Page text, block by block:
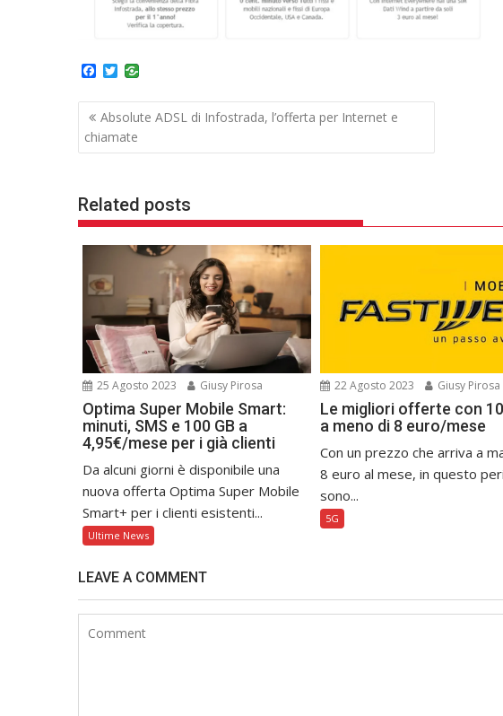
c
e
b
o
o
T
i
t
t
e
r
Navigazione
articoli
Absolute ADSL di Infostrada, l’offerta per Internet e
chiamate
Related posts
25 Agosto 2023 Giusy Pirosa
Optima Super Mobile Smart:
minuti, SMS e 100 GB a
4,95€/mese per i già clienti
Da alcuni giorni è disponibile una
nuova offerta Optima Super Mobile
Smart+ per i clienti esistenti...
Ultime News
22 Agosto 2023 Giusy Pirosa
Le migliori offerte con
a meno di 8 euro/mese
Con un prezzo che arriva a
8 euro al mese, in questo
sono...
5G
LEAVE A COMMENT